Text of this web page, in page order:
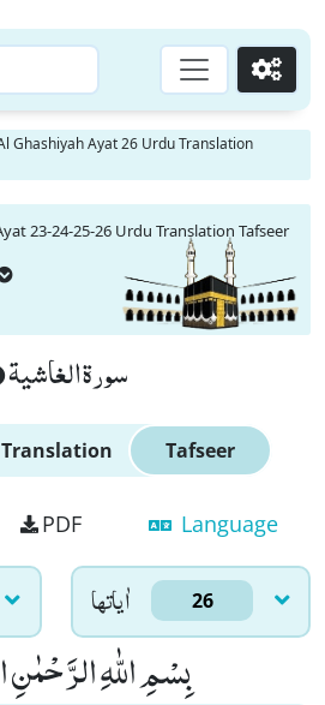
Go
Ghashiyah Ayat 26 Urdu Translation
23-24-25-26 Urdu Translation Tafseer
سورة الغاشية
Translation Tafseer
PDF Language
اٰياتها 26
بِسْمِ اللّٰهِ